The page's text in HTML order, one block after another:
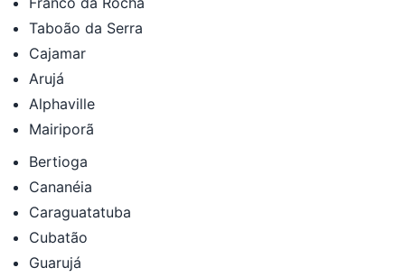
Taboão da Serra
Cajamar
Arujá
Alphaville
Mairiporã
Bertioga
Cananéia
Caraguatatuba
Cubatão
Guarujá